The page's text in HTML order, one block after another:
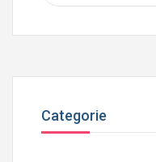
Categorie